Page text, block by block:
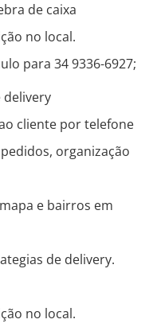
de caixa
no local.
para 34 9336-6927;
delivery
cliente por telefone
organização
e bairros em
de delivery.
no local.